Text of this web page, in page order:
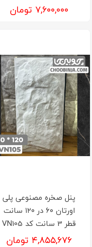
۷,۶۰۰,۰۰۰ تومان
پنل صخره مصنوعی پلی
اورتان ۶۰ در ۱۲۰ سانت
قطر 3 سانت کد VN105
۴,۸۵۵,۶۷۶ تومان